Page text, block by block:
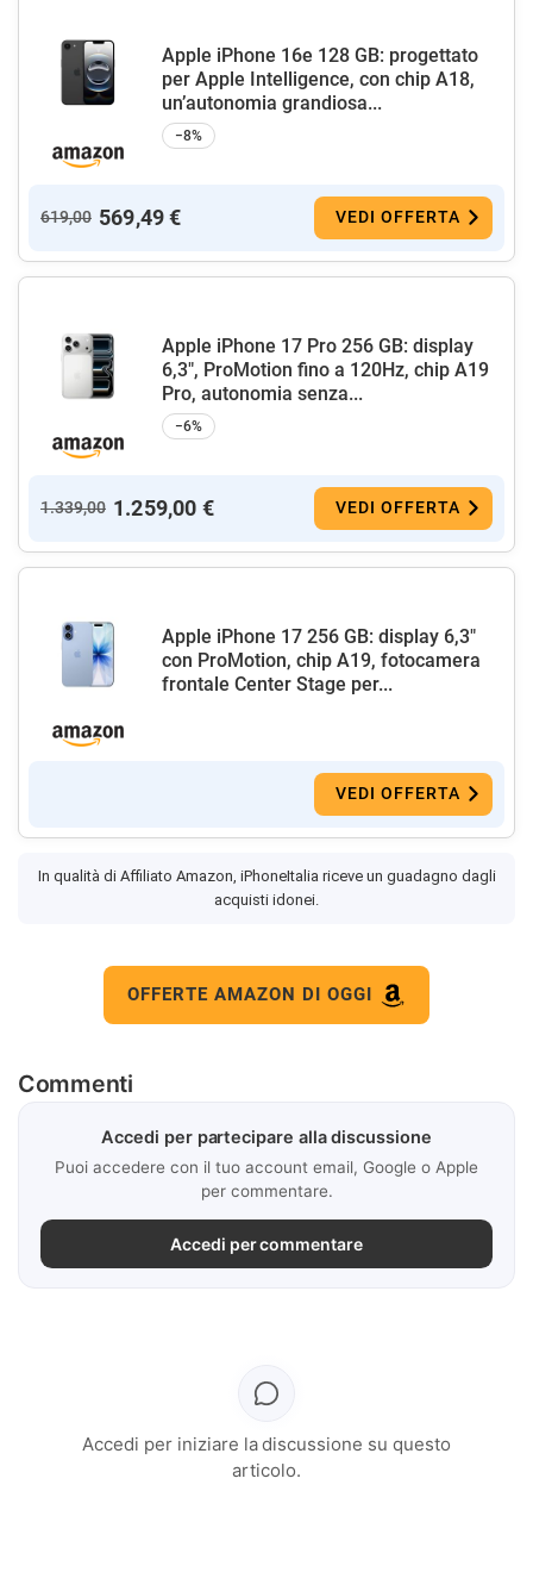
Apple iPhone 16e 128 GB: progettato
per Apple Intelligence, con chip A18,
un’autonomia grandiosa...
−8%
619,00 569,49 € VEDI OFFERTA
Apple iPhone 17 Pro 256 GB: display
6,3", ProMotion fino a 120Hz, chip A19
Pro, autonomia senza...
−6%
1.339,00 1.259,00 € VEDI OFFERTA
Apple iPhone 17 256 GB: display 6,3"
con ProMotion, chip A19, fotocamera
frontale Center Stage per...
VEDI OFFERTA
In qualità di Affiliato Amazon, iPhoneItalia riceve un guadagno dagli
acquisti idonei.
OFFERTE AMAZON DI OGGI
Commenti
Accedi per partecipare alla discussione
Puoi accedere con il tuo account email, Google o Apple
per commentare.
Accedi per commentare
Accedi per iniziare la discussione su questo
articolo.